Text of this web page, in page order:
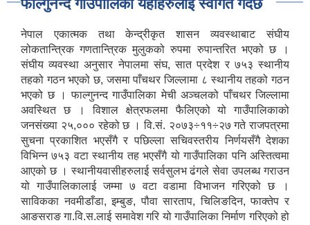
फाल्गुनन्द गाउँपालिका यहाँहरुलाई स्वागत गर्दछ
नेपाल एकात्मक तथा केन्द्रीकृत शासन व्यवस्थाबाट संघीय
लोकतान्त्रिक गणतान्त्रिक मुलुकको रुपमा रुपान्तरित भएको छ ।
संघीय व्यवस्था अनुसार नेपालमा संघ, सात प्रदेश र ७५३ स्थानीय
तहको गठन भएको छ, जसमा पाँचथर जिल्लामा ८ स्थानीय तहको गठन
भएको छ । फाल्गुनन्द गाउँपालिका मेची अञ्चलको पाँचथर जिल्लामा
अवस्थित छ । विशाल क्षेत्रफलमा फैलिएको यो गाउँपालिकाको
जनसंख्या २५,००० रहेको छ । वि.सं. २०७३÷११÷२७ गते राजपत्रमा
सुचना प्रकाशित भएसँगै र पछिल्ला सचिवस्तरीय निर्णयसँगै देशका
विभिन्न ७५३ वटा स्थानीय तह भएसँगै यो गाउँपालिका पनि अस्तित्वमा
आएको छ । स्थानीयवासीहरुलाई सर्वसुलभ ढंगले सेवा उपलब्ध गराउन
यो गाउँपालिकालाई जम्मा ७ वटा वडामा विभाजन गरिएको छ ।
साविकका नवमीडाँडा, इम्बुङ, पौवा सारताप, चिलिङदिन, फाक्तेप र
आङसराङ गा.वि.स.लाई समावेश गरि यो गाउँपालिका निर्माण गरिएको हो